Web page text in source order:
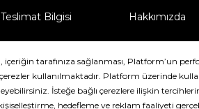
Teslimat Bilgisi Hakkımızda